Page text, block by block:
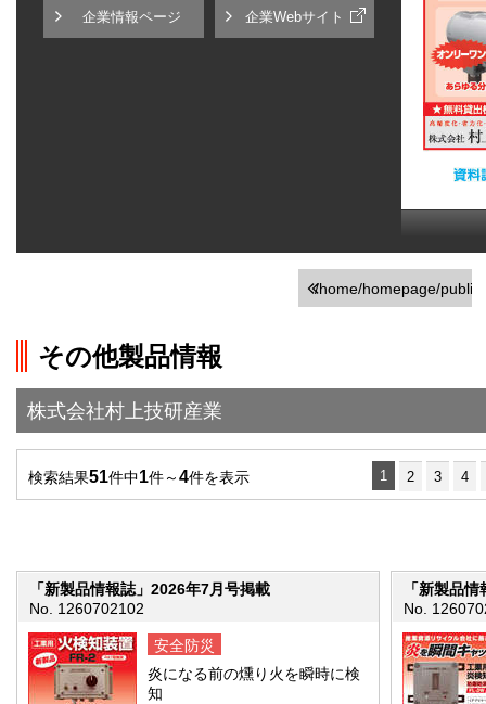
企業情報ページ 企業Webサイト
/home/homepage/
その他製品情報
株式会社村上技研産業
検索結果51件中1件～4件を表示 1 2 3 4
「新製品情報誌」2026年7月号掲載
No. 1260702102
安全防災
炎になる前の燻り火を瞬時に検
知
「新製品
No.